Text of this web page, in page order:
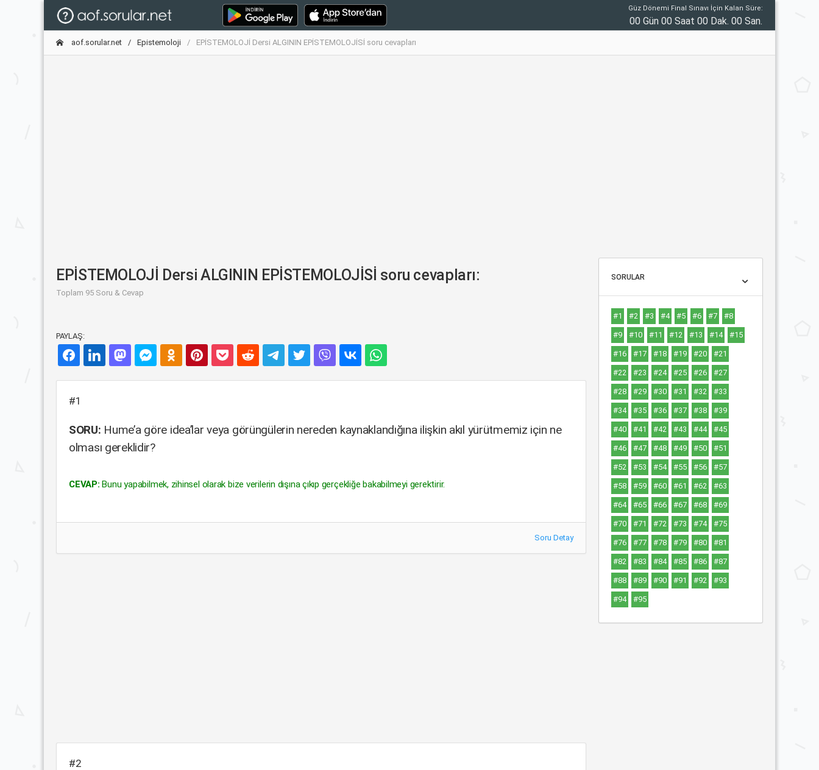
Güz Dönemi Final Sınavı İçin Kalan Süre:
00 Gün 00 Saat 00 Dak. 00 San.
aof.sorular.net Epistemoloji EPİSTEMOLOJİ Dersi ALGININ EPİSTEMOLOJİSİ soru cevapları
EPİSTEMOLOJİ Dersi ALGININ EPİSTEMOLOJİSİ soru cevapları:
Toplam 95 Soru & Cevap
PAYLAŞ:
#1
SORU: Hume’a göre idea’lar veya görüngülerin nereden kaynaklandığına ilişkin akıl yürütmemiz için ne
olması gereklidir?
CEVAP: Bunu yapabilmek, zihinsel olarak bize verilerin dışına çıkıp gerçekliğe bakabilmeyi gerektirir.
Soru Detay
#2
SORULAR
#1 #2 #3 #4 #5 #6 #7 #8
#9 #10 #11 #12 #13 #14 #15
#16 #17 #18 #19 #20 #21
#22 #23 #24 #25 #26 #27
#28 #29 #30 #31 #32 #33
#34 #35 #36 #37 #38 #39
#40 #41 #42 #43 #44 #45
#46 #47 #48 #49 #50 #51
#52 #53 #54 #55 #56 #57
#58 #59 #60 #61 #62 #63
#64 #65 #66 #67 #68 #69
#70 #71 #72 #73 #74 #75
#76 #77 #78 #79 #80 #81
#82 #83 #84 #85 #86 #87
#88 #89 #90 #91 #92 #93
#94 #95